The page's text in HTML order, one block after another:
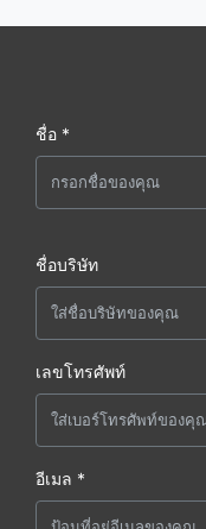
ชื่อ *
ชื่อบริษัท
เลขโทรศัพท์
อีเมล *